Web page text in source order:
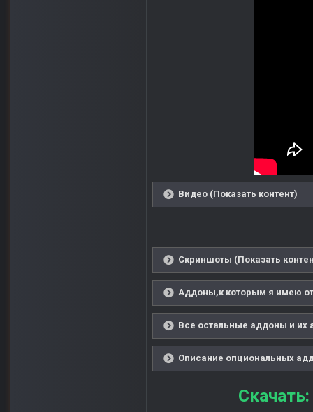
Видео (Показать контент)
Скриншоты (Показать
Аддоны,к которым я имею
Все остальные аддоны и их
Описание опциональных
Скачать: